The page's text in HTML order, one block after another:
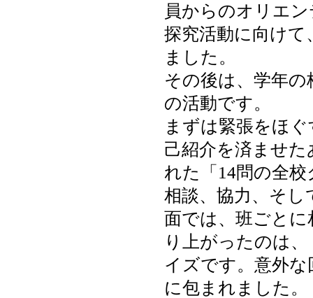
員からのオリエ
探究活動に向けて
ました。
その後は、学年
の活動です。
まずは緊張をほ
己紹介を済ませ
れた「14問の全
相談、協力、そ
面では、班ごと
り上がったのは
イズです。意外
に包まれました。